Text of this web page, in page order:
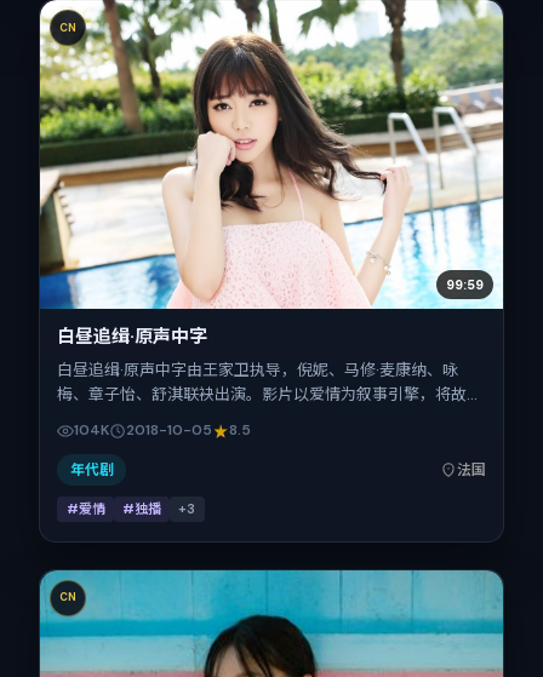
CN
99:59
白昼追缉·原声中字
白昼追缉·原声中字由王家卫执导，倪妮、马修·麦康纳、咏
梅、章子怡、舒淇联袂出演。影片以爱情为叙事引擎，将故事
转。2018年10月5日于法国首映（国庆档前后），片长112分
钟，适合喜欢强情节与细腻表演的观众。
104K 2018-10-05 8.5
年代剧 法国
#爱情 #独播 +3
CN